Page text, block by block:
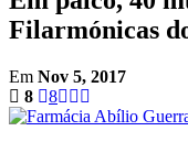
Filarmónicas
Em Nov 5, 2017
8
8